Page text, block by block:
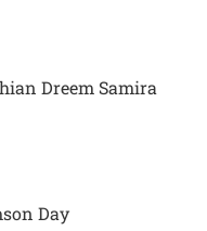
Dreem Samira
Day